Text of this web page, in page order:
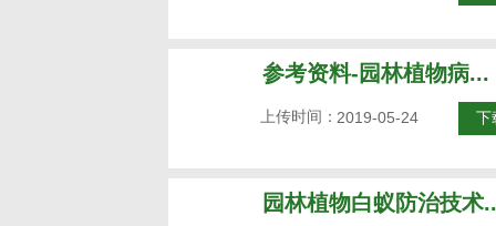
参考资料-园林植物病...
2019-05-24
上传时间： 下
园林植物白蚁防治技术